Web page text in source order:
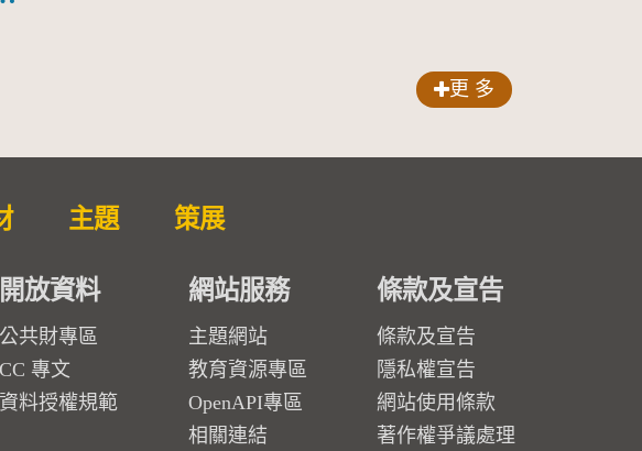
更 多
主題 策展
開放資料
公共財專區
CC 專文
資料授權規範
網站服務
主題網站
教育資源專區
OpenAPI專區
相關連結
條款及宣告
條款及宣告
隱私權宣告
網站使用條款
著作權爭議處理